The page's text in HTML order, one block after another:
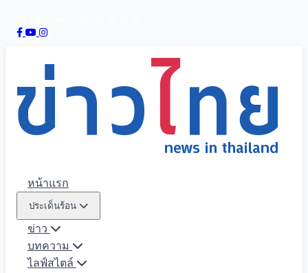
หน้าแรก
ประเด็นร้อน
ข่าว
บทความ
ไลฟ์สไตล์